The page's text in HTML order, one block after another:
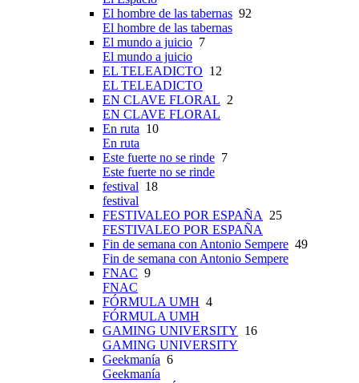
El hombre de las tabernas 92
El hombre de las tabernas
El mundo a juicio 7
El mundo a juicio
EL TELEADICTO 12
EL TELEADICTO
EN CLAVE FLORAL 2
EN CLAVE FLORAL
En ruta 10
En ruta
Este fuerte no se rinde 7
Este fuerte no se rinde
festival 18
festival
FESTIVALEO POR ESPAÑA 25
FESTIVALEO POR ESPAÑA
Fin de semana con Antonio Sempere 49
Fin de semana con Antonio Sempere
FNAC 9
FNAC
FÓRMULA UMH 4
FÓRMULA UMH
GAMING UNIVERSITY 16
GAMING UNIVERSITY
Geekmanía 6
Geekmanía